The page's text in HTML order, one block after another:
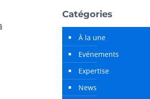
Catégories
À la une
Evénements
Expertise
News